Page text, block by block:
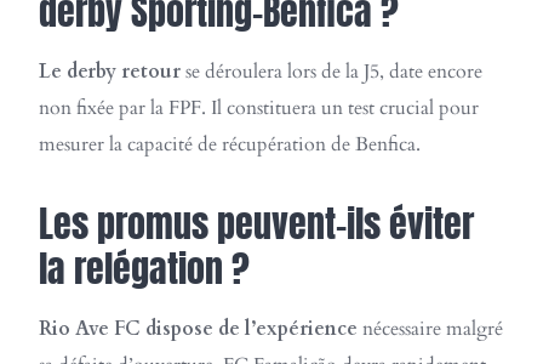
derby Sporting-Benfica ?
Le derby retourse déroulera lors de la J5, date encore
non fixée par la FPF. Il constituera un test crucial pour
mesurer la capacité de récupération de Benfica.
Les promus peuvent-ils éviter
la relégation ?
Rio Ave FC dispose de l’expérience nécessaire malgré